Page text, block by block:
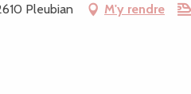
Pleubian M'y rendre